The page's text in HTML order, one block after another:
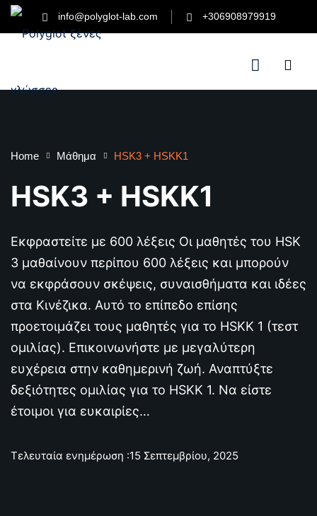
info@polyglot-lab.com +306908979919
το Polyglot Lab;
για τις εξετάσεις
Home Μάθημα HSK3 + HSKK1
HSK3 + HSKK1
Εκφραστείτε με 600 λέξεις Οι μαθητές του HSK
3 μαθαίνουν περίπου 600 λέξεις και μπορούν
να εκφράσουν σκέψεις, συναισθήματα και ιδέες
στα Κινέζικα. Αυτό το επίπεδο επίσης
προετοιμάζει τους μαθητές για το HSKK 1 (τεστ
ομιλίας). Επικοινωνήστε με μεγαλύτερη
ευχέρεια στην καθημερινή ζωή. Αναπτύξτε
δεξιότητες ομιλίας για το HSKK 1. Να είστε
έτοιμοι για ευκαιρίες…
Τελευταία ενημέρωση :15 Σεπτεμβρίου, 2025
Sign in Sign up
Remember me Lost your password?
Sign up
Already have an account?